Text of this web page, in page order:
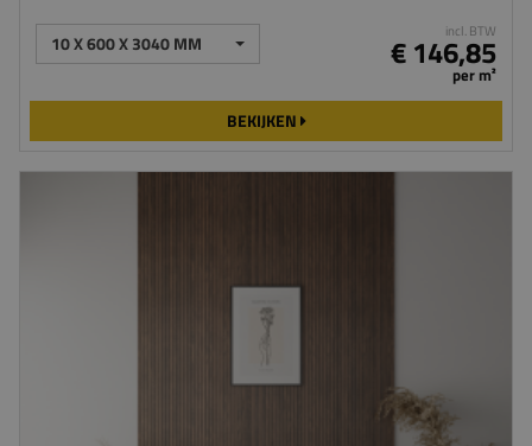
10 X 600 X 3040 MM incl. BTW
€ 146,85
per m²
BEKIJKEN